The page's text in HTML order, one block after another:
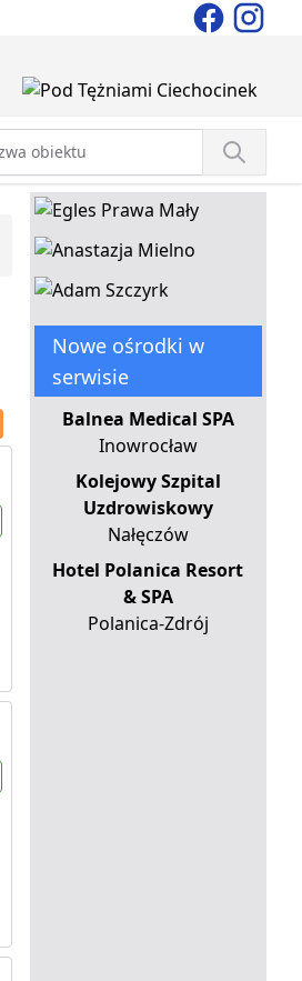
Nowe ośrodki w
serwisie
Balnea Medical SPA
Inowrocław
Kolejowy Szpital
Uzdrowiskowy
Nałęczów
Hotel Polanica Resort
& SPA
Polanica-Zdrój